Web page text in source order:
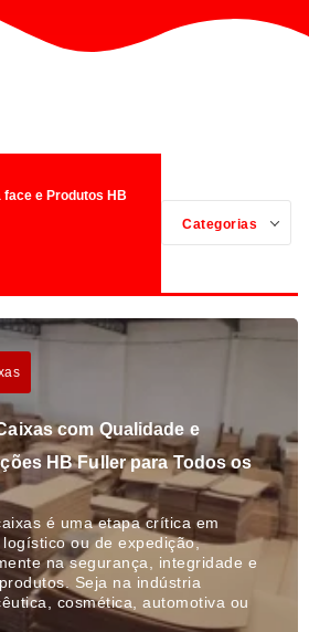
e Produtos HB
Categorias
com Qualidade e
HB Fuller para Todos os
é uma etapa crítica em
ou de expedição,
na segurança, integridade e
Seja na indústria
cosmética, automotiva ou